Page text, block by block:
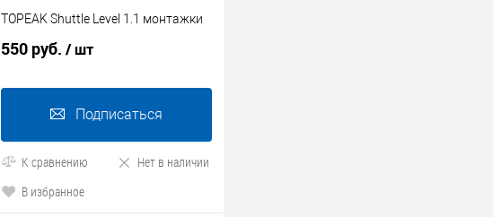
TOPEAK Shuttle Level 1.1 монтажки
550 руб. / шт
Подписаться
К сравнению
Нет в наличии
В избранное